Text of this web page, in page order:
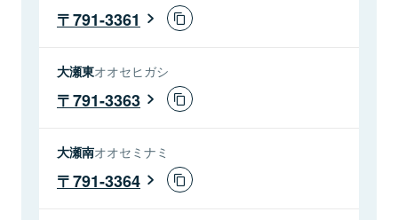
791-3361
大瀬東オオセヒガシ
791-3363
大瀬南オオセミナミ
791-3364